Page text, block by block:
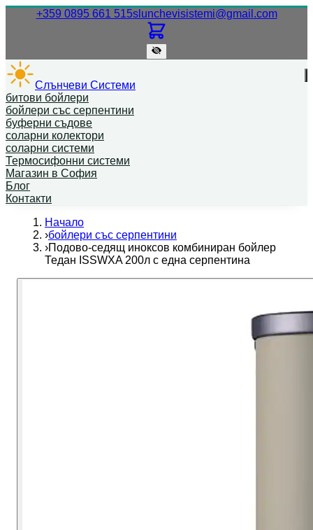
+359 0895 661 515Нашият телефонен номер.
slunchevisistemi@gmail.com
Слънчеви Системи
битови бойлери
бойлери със серпентини
буферни съдове
соларни колектори
соларни системи
Термосифонни системи
Магазин в София
Блог
Контакти
Начало
›бойлери със серпентини
›Подово-седящ иноксов комбиниран бойлер
Тедан ISSWXA 200л с една серпентина